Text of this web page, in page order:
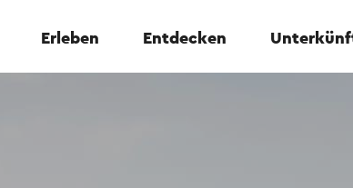
Erleben Entdecken